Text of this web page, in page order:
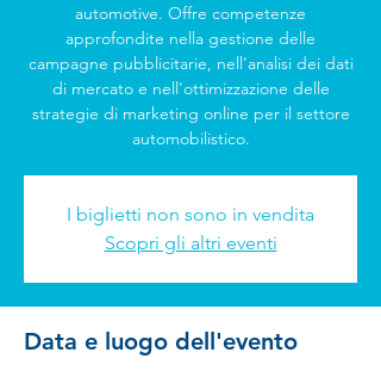
automotive. Offre competenze
approfondite nella gestione delle
campagne pubblicitarie, nell'analisi dei dati
di mercato e nell'ottimizzazione delle
strategie di marketing online per il settore
automobilistico.
I biglietti non sono in vendita
Scopri gli altri eventi
Data e luogo dell'evento